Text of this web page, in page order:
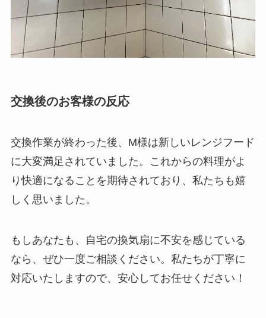
交換後のお客様の反応
交換作業が終わった後、M様は新しいレンジフード
に大変満足されていました。これからの料理がよ
り快適になることを期待されており、私たちも嬉
しく思いました。
もしあなたも、自宅の換気扇に不安を感じている
なら、ぜひ一度ご相談ください。私たちが丁寧に
対応いたしますので、安心してお任せください！